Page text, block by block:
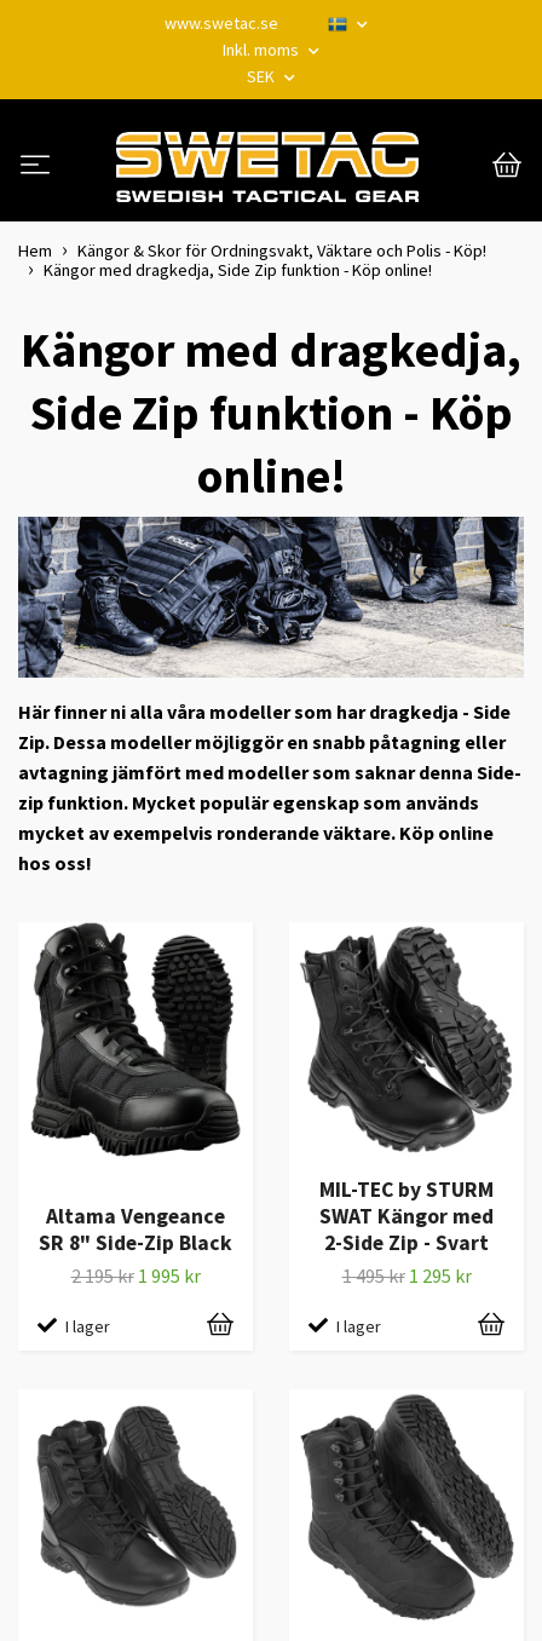
www.swetac.se
Inkl. moms
SEK
Hem
Kängor & Skor för Ordningsvakt, Väktare och Polis - Köp!
Kängor med dragkedja, Side Zip funktion - Köp online!
Kängor med dragkedja,
Side Zip funktion - Köp
online!
Här finner ni alla våra modeller som har dragkedja - Side
Zip. Dessa modeller möjliggör en snabb påtagning eller
avtagning jämfört med modeller som saknar denna Side-
zip funktion. Mycket populär egenskap som används
mycket av exempelvis ronderande väktare. Köp online
hos oss!
Altama Vengeance
SR 8" Side-Zip Black
2 195 kr 1 995 kr
I lager
MIL-TEC by STURM
SWAT Kängor med
2-Side Zip - Svart
1 495 kr 1 295 kr
I lager